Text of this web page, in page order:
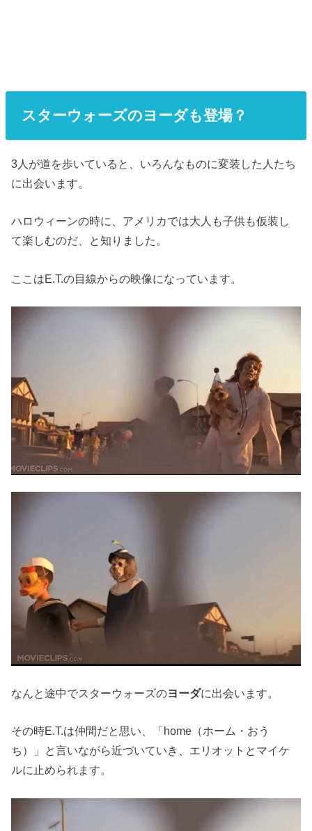
スターウォーズのヨーダも登場？
3人が道を歩いていると、いろんなものに変装した人たち
に出会います。
ハロウィーンの時に、アメリカでは大人も子供も仮装し
て楽しむのだ、と知りました。
ここはE.T.の目線からの映像になっています。
なんと途中でスターウォーズのヨーダに出会います。
その時E.T.は仲間だと思い、「home（ホーム・おう
ち）」と言いながら近づいていき、エリオットとマイケ
ルに止められます。